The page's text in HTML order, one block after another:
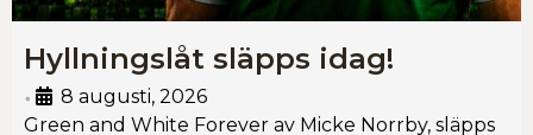
Hyllningslåt släpps idag!
•
8 augusti, 2026
Green and White Forever av Micke Norrby, släpps